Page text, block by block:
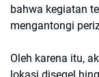
bahwa kegiatan
mengantongi
Oleh karena itu,